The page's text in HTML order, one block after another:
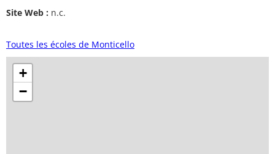
Site Web : n.c.
Toutes les écoles de Monticello
+
−